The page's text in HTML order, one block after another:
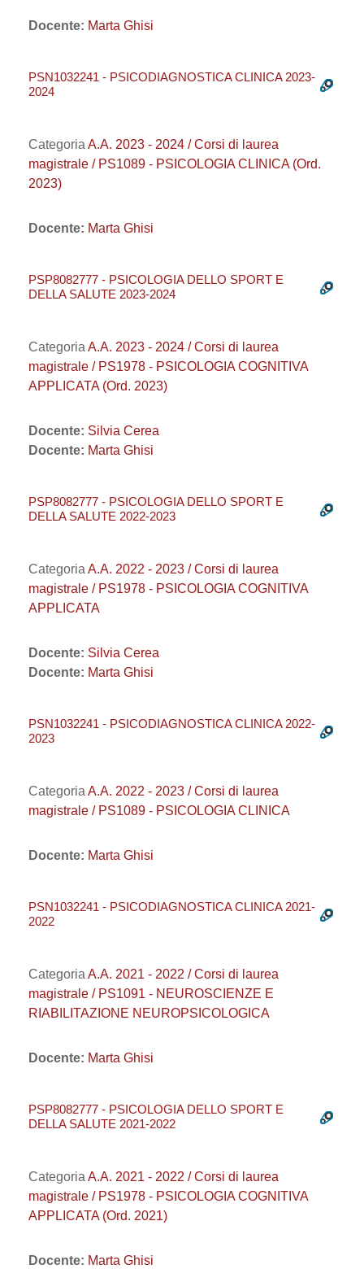
Docente: Marta Ghisi
PSN1032241 - PSICODIAGNOSTICA CLINICA 2023-
2024
Categoria A.A. 2023 - 2024 / Corsi di laurea
magistrale / PS1089 - PSICOLOGIA CLINICA (Ord.
2023)
Docente: Marta Ghisi
PSP8082777 - PSICOLOGIA DELLO SPORT E
DELLA SALUTE 2023-2024
Categoria A.A. 2023 - 2024 / Corsi di laurea
magistrale / PS1978 - PSICOLOGIA COGNITIVA
APPLICATA (Ord. 2023)
Docente: Silvia Cerea
Docente: Marta Ghisi
PSP8082777 - PSICOLOGIA DELLO SPORT E
DELLA SALUTE 2022-2023
Categoria A.A. 2022 - 2023 / Corsi di laurea
magistrale / PS1978 - PSICOLOGIA COGNITIVA
APPLICATA
Docente: Silvia Cerea
Docente: Marta Ghisi
PSN1032241 - PSICODIAGNOSTICA CLINICA 2022-
2023
Categoria A.A. 2022 - 2023 / Corsi di laurea
magistrale / PS1089 - PSICOLOGIA CLINICA
Docente: Marta Ghisi
PSN1032241 - PSICODIAGNOSTICA CLINICA 2021-
2022
Categoria A.A. 2021 - 2022 / Corsi di laurea
magistrale / PS1091 - NEUROSCIENZE E
RIABILITAZIONE NEUROPSICOLOGICA
Docente: Marta Ghisi
PSP8082777 - PSICOLOGIA DELLO SPORT E
DELLA SALUTE 2021-2022
Categoria A.A. 2021 - 2022 / Corsi di laurea
magistrale / PS1978 - PSICOLOGIA COGNITIVA
APPLICATA (Ord. 2021)
Docente: Marta Ghisi